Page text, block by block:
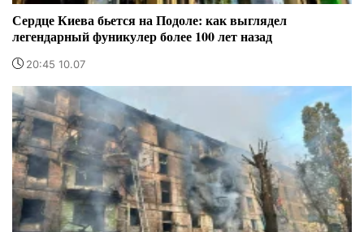
Сердце Киева бьется на Подоле: как выглядел
легендарный фуникулер более 100 лет назад
20:45 10.07